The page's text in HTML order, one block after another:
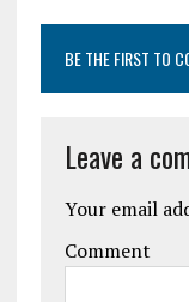
BE THE FIRST TO
Leave a
Your email
Comment